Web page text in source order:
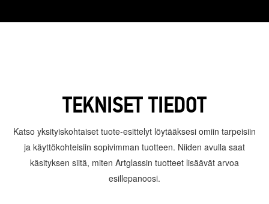
TEKNISET TIEDOT
Katso yksityiskohtaiset tuote-esittelyt löytääksesi omiin tarpeisiin
ja käyttökohteisiin sopivimman tuotteen. Niiden avulla saat
käsityksen siitä, miten Artglassin tuotteet lisäävät arvoa
esillepanoosi.